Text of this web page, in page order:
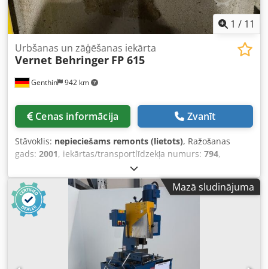
1 / 11
Genthin 942 km
Urbšanas un zāģēšanas iekārta
Vernet Behringer FP 615
Cenas informācija Zvanīt
Stāvoklis: nepieciešams remonts (lietots), Ražošanas
gads: 2001, iekārtas/transportlīdzekļa numurs: 794,
ierobežota funkcionalitāte
zāģēšanas iekārta. No 2001. līdz 2011. gadam: darbs trīs
maiņās. No 2011. gada: darbs divās maiņās. Zāģēšanas
iekārta darbojas pilnībā. Dedpfxozrl Eae Aprekr Urbtrijumu
iekārta: darbojas tikai divās no trim asīm. Iekārta pašlaik
Mazā sludinājuma